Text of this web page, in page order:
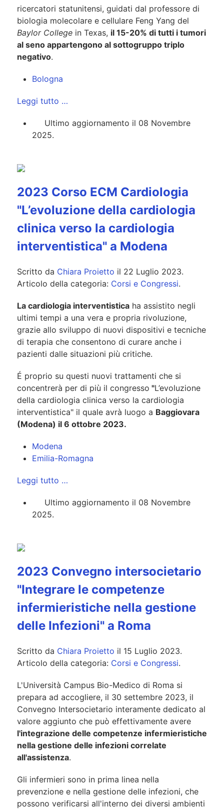
ricercatori statunitensi, guidati dal professore di
biologia molecolare e cellulare Feng Yang del
Baylor College in Texas, il 15-20% di tutti i tumori
al seno appartengono al sottogruppo triplo
negativo.
Bologna
Leggi tutto …
Ultimo aggiornamento il 08 Novembre
2025.
2023 Corso ECM Cardiologia
"L’evoluzione della cardiologia
clinica verso la cardiologia
interventistica" a Modena
Scritto da Chiara Proietto il 22 Luglio 2023.
Articolo della categoria: Corsi e Congressi.
La cardiologia interventistica ha assistito negli
ultimi tempi a una vera e propria rivoluzione,
grazie allo sviluppo di nuovi dispositivi e tecniche
di terapia che consentono di curare anche i
pazienti dalle situazioni più critiche.
É proprio su questi nuovi trattamenti che si
concentrerà per di più il congresso "L’evoluzione
della cardiologia clinica verso la cardiologia
interventistica" il quale avrà luogo a Baggiovara
(Modena) il 6 ottobre 2023.
Modena
Emilia-Romagna
Leggi tutto …
Ultimo aggiornamento il 08 Novembre
2025.
2023 Convegno intersocietario
"Integrare le competenze
infermieristiche nella gestione
delle Infezioni" a Roma
Scritto da Chiara Proietto il 15 Luglio 2023.
Articolo della categoria: Corsi e Congressi.
L'Università Campus Bio-Medico di Roma si
prepara ad accogliere, il 30 settembre 2023, il
Convegno Intersocietario interamente dedicato al
valore aggiunto che può effettivamente avere
l'integrazione delle competenze infermieristiche
nella gestione delle infezioni correlate
all'assistenza.
Gli infermieri sono in prima linea nella
prevenzione e nella gestione delle infezioni, che
possono verificarsi all'interno dei diversi ambienti